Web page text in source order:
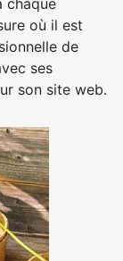
où il est
de
ses
son site web.